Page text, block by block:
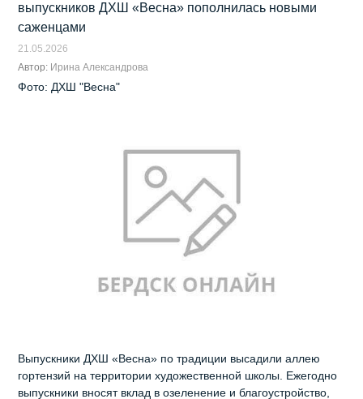
выпускников ДХШ «Весна» пополнилась новыми
саженцами
21.05.2026
Автор: Ирина Александрова
Фото: ДХШ "Весна"
Выпускники ДХШ «Весна» по традиции высадили аллею
гортензий на территории художественной школы. Ежегодно
выпускники вносят вклад в озеленение и благоустройство,